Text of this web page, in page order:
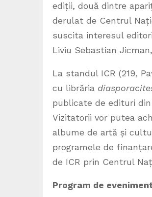
ediții, două dintre
derulat de Centrul
suscita interesul
Liviu Sebastian
La standul ICR (219,
cu librăria
publicate de edituri
Vizitatorii vor putea
albume de artă și
programele de
de ICR prin Centrul
Program de